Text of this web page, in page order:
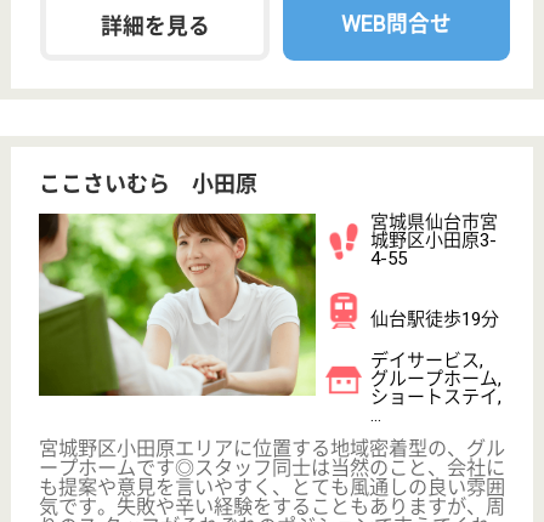
宮城県のフループライフガーデンは、介護付有料老人
給与
月給：232,000円〜
未経験OK 車通勤OK
育休・産休
託児所あり
詳細を見る WEB問合せ
清山会 ショートステイみはるの杜
陸前高砂駅徒歩
5分
デイサービス,
ショートステイ,